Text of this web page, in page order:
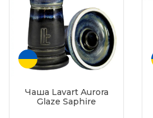
Чаша Lavart Aurora
Glaze Saphire